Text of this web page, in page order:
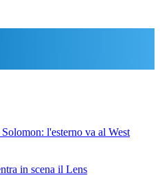
l'esterno va al West
in scena il Lens